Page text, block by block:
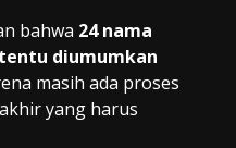
bahwa 24 nama
diumumkan
masih ada proses
yang harus